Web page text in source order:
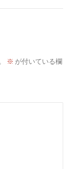
※ が付いている欄